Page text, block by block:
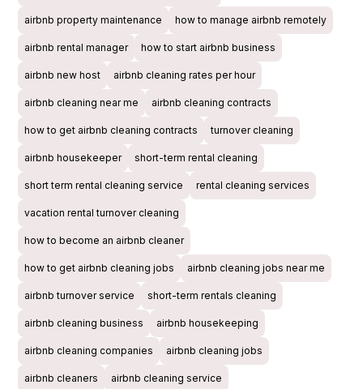
airbnb property maintenance how to manage airbnb remotely
airbnb rental manager how to start airbnb business
airbnb new host airbnb cleaning rates per hour
airbnb cleaning near me airbnb cleaning contracts
how to get airbnb cleaning contracts turnover cleaning
airbnb housekeeper short-term rental cleaning
short term rental cleaning service rental cleaning services
vacation rental turnover cleaning
how to become an airbnb cleaner
how to get airbnb cleaning jobs airbnb cleaning jobs near me
airbnb turnover service short-term rentals cleaning
airbnb cleaning business airbnb housekeeping
airbnb cleaning companies airbnb cleaning jobs
airbnb cleaners airbnb cleaning service